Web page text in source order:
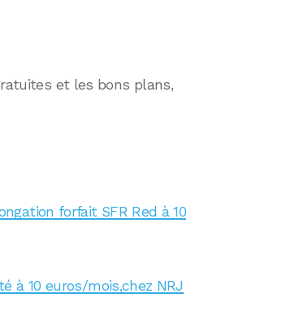
et les bons plans,
forfait SFR Red à 10
à 10 euros/mois,chez NRJ